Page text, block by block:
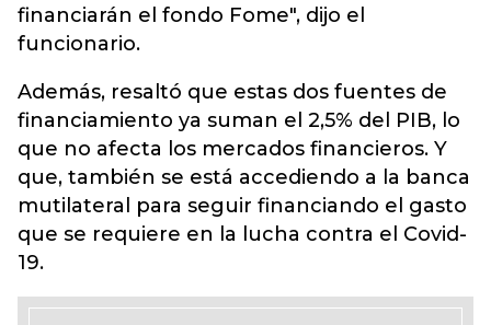
financiarán el fondo Fome", dijo el
funcionario.
Además, resaltó que estas dos fuentes de
financiamiento ya suman el 2,5% del PIB, lo
que no afecta los mercados financieros. Y
que, también se está accediendo a la banca
mutilateral para seguir financiando el gasto
que se requiere en la lucha contra el Covid-
19.